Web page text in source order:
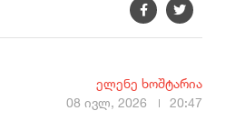
ელენე ხოშტარია
08 ივლ, 2026
20:47